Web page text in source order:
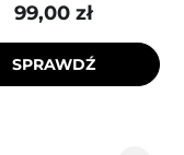
99,00 zł
SPRAWDŹ